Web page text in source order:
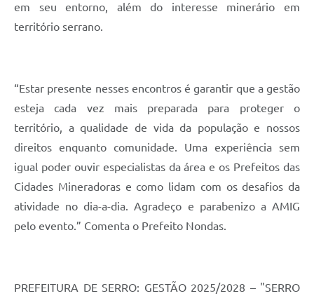
em seu entorno, além do interesse minerário em
território serrano.
“Estar presente nesses encontros é garantir que a gestão
esteja cada vez mais preparada para proteger o
território, a qualidade de vida da população e nossos
direitos enquanto comunidade. Uma experiência sem
igual poder ouvir especialistas da área e os Prefeitos das
Cidades Mineradoras e como lidam com os desafios da
atividade no dia-a-dia. Agradeço e parabenizo a AMIG
pelo evento.” Comenta o Prefeito Nondas.
PREFEITURA DE SERRO: GESTÃO 2025/2028 – "SERRO